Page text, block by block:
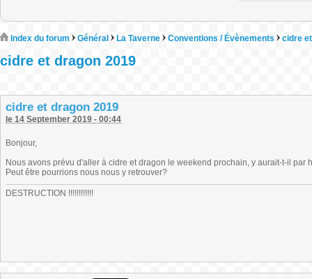
Index du forum Général La Taverne Conventions / Évènements cidre
cidre et dragon 2019
cidre et dragon 2019
le 14 September 2019 - 00:44
Bonjour,
Nous avons prévu d'aller à cidre et dragon le weekend prochain, y aurait-t-il
Peut être pourrions nous nous y retrouver?
DESTRUCTION !!!!!!!!!!!!